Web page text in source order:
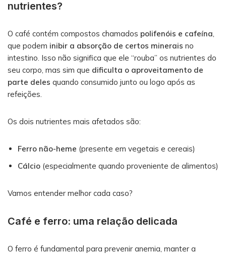
nutrientes?
O café contém compostos chamados polifenóis e cafeína
que podem inibir a absorção de certos minerais no
intestino. Isso não significa que ele “rouba” os nutrientes do
seu corpo, mas sim que dificulta o aproveitamento de
parte deles quando consumido junto ou logo após as
refeições.
Os dois nutrientes mais afetados são:
Ferro não-heme (presente em vegetais e cereais)
Cálcio (especialmente quando proveniente de alimentos)
Vamos entender melhor cada caso?
Café e ferro: uma relação delicada
O ferro é fundamental para prevenir anemia, manter a